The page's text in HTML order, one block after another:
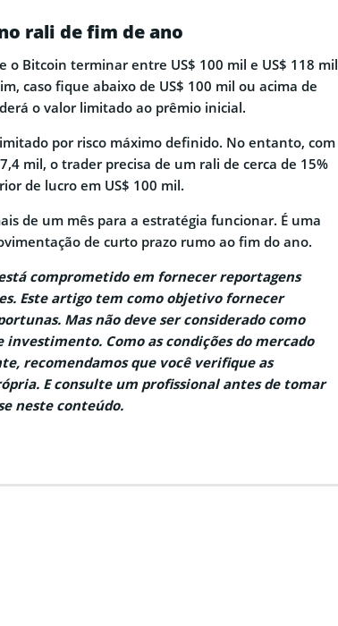
rali de fim de ano
o Bitcoin terminar entre US$ 100 mil e US$ 118 mil
caso fique abaixo de US$ 100 mil ou acima de
o valor limitado ao prêmio inicial.
por risco máximo definido. No entanto, com
mil, o trader precisa de um rali de cerca de 15%
de lucro em US$ 100 mil.
de um mês para a estratégia funcionar. É uma
de curto prazo rumo ao fim do ano.
comprometido em fornecer reportagens
Este artigo tem como objetivo fornecer
Mas não deve ser considerado como
Como as condições do mercado
recomendamos que você verifique as
E consulte um profissional antes de tomar
neste conteúdo.